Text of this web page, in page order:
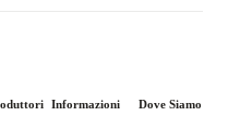
Informazioni Dove Siamo